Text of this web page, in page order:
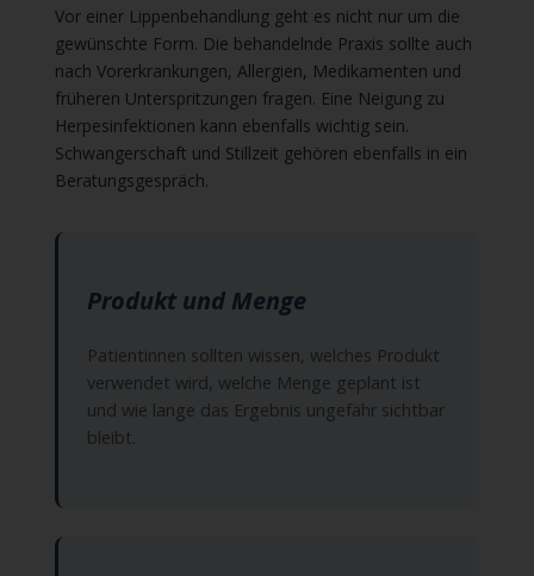
Vor einer Lippenbehandlung geht es nicht nur um die
gewünschte Form. Die behandelnde Praxis sollte auch
nach Vorerkrankungen, Allergien, Medikamenten und
früheren Unterspritzungen fragen. Eine Neigung zu
Herpesinfektionen kann ebenfalls wichtig sein.
Schwangerschaft und Stillzeit gehören ebenfalls in ein
Beratungsgespräch.
Produkt und Menge
Patientinnen sollten wissen, welches Produkt
verwendet wird, welche Menge geplant ist
und wie lange das Ergebnis ungefähr sichtbar
bleibt.